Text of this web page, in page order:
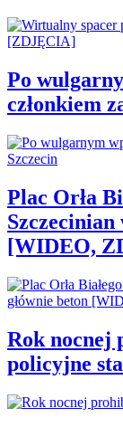
Po
członkiem
Plac Orła
Szczecinian
[WIDEO,
Rok nocnej
policyjne